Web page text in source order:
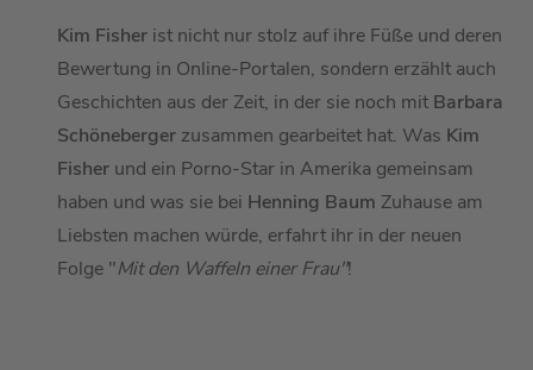
Kim Fisher ist nicht nur stolz auf ihre Füße und deren
Bewertung in Online-Portalen, sondern erzählt auch
Geschichten aus der Zeit, in der sie noch mit Barbara
Schöneberger zusammen gearbeitet hat. Was Kim
Fisher und ein Porno-Star in Amerika gemeinsam
haben und was sie bei Henning Baum Zuhause am
Liebsten machen würde, erfahrt ihr in der neuen
Folge "Mit den Waffeln einer Frau"!